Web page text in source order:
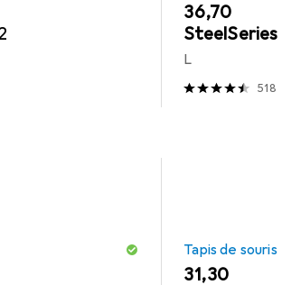
EUR
36,70
SteelSeries
L
518
Tapis de souris
EUR
31,30